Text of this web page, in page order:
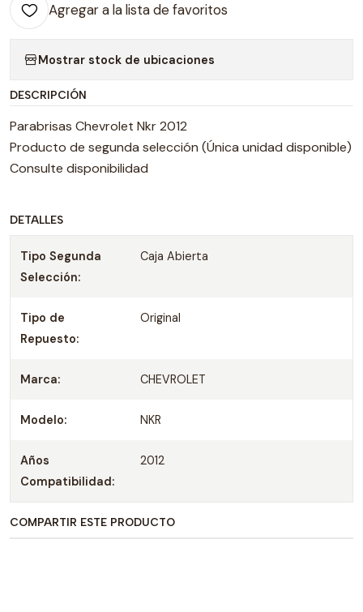
Agregar a la lista de favoritos
Mostrar stock de ubicaciones
DESCRIPCIÓN
Parabrisas Chevrolet Nkr 2012
Producto de segunda selección (Única unidad disponible)
Consulte disponibilidad
DETALLES
Tipo Segunda
Selección:
Caja Abierta
Tipo de
Repuesto:
Original
Marca: CHEVROLET
Modelo: NKR
Años
Compatibilidad:
2012
COMPARTIR ESTE PRODUCTO